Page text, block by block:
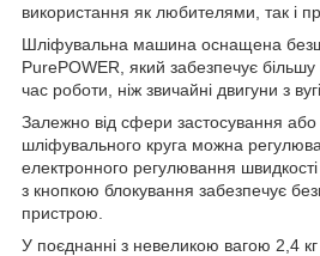
використання як любителями, так і
Шліфувальна машина оснащена
PurePOWER, який забезпечує більшу
час роботи, ніж звичайні двигуни з
Залежно від сфери застосування
шліфувального круга можна
електронного регулювання
з кнопкою блокування забезпечує
пристрою.
У поєднанні з невеликою вагою 2,4